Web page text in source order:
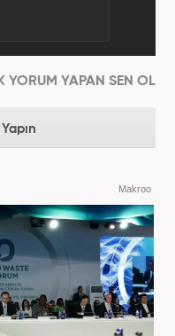
YORUM YAPAN SEN OL
Makroo